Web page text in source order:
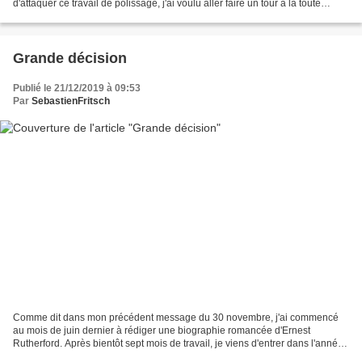
d'attaquer ce travail de polissage, j'ai voulu aller faire un tour à la toute
Grande décision
Publié le 21/12/2019 à 09:53
Par SebastienFritsch
Comme dit dans mon précédent message du 30 novembre, j'ai commencé
au mois de juin dernier à rédiger une biographie romancée d'Ernest
Rutherford. Après bientôt sept mois de travail, je viens d'entrer dans l'année